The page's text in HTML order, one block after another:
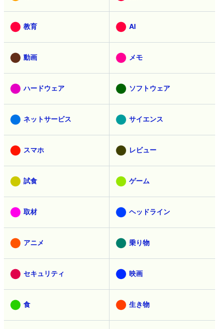
教育 AI
動画 メモ
ハードウェア ソフトウェア
ネットサービス サイエンス
スマホ レビュー
試食 ゲーム
取材 ヘッドライン
アニメ 乗り物
セキュリティ 映画
食 生き物